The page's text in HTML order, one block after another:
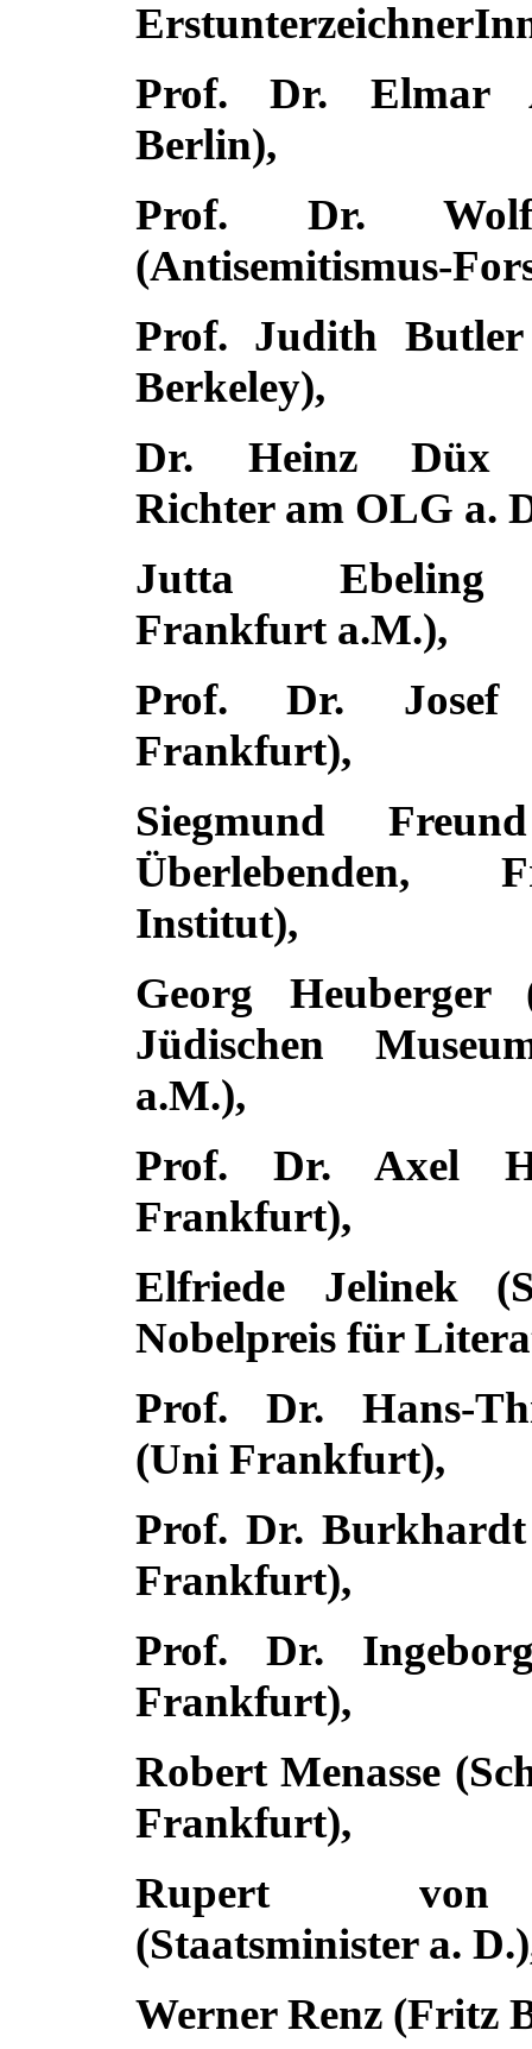
Prof. Dr. Elmar
Berlin),
Prof. Dr.
(Antisemitismus-
Prof. Judith Butler
Berkeley),
Dr. Heinz Düx
Richter am OLG a.
Jutta Ebeling
Frankfurt a.M.),
Prof. Dr. Josef
Frankfurt),
Siegmund
Überlebenden,
Institut),
Georg Heuberger
Jüdischen
a.M.),
Prof. Dr. Axel
Frankfurt),
Elfriede Jelinek
Nobelpreis für
Prof. Dr. Hans-
(Uni Frankfurt),
Prof. Dr.
Frankfurt),
Prof. Dr.
Frankfurt),
Robert Menasse
Frankfurt),
Rupert von
(Staatsminister a.
Werner Renz (Fritz